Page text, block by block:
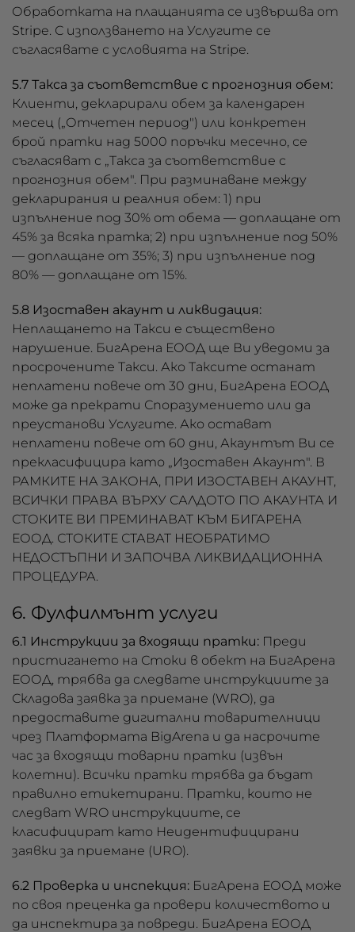
Обработката на плащанията се извършва от
Stripe. С използването на Услугите се
съгласявате с условията на Stripe.
5.7 Такса за съответствие с прогнозния обем:
Клиенти, декларирали обем за календарен
месец („Отчетен период") или конкретен
брой пратки над 5000 поръчки месечно, се
съгласяват с „Такса за съответствие с
прогнозния обем". При разминаване между
декларирания и реалния обем: 1) при
изпълнение под 30% от обема — доплащане от
45% за всяка пратка; 2) при изпълнение под 50%
— доплащане от 35%; 3) при изпълнение под
80% — доплащане от 15%.
5.8 Изоставен акаунт и ликвидация:
Неплащането на Такси е съществено
нарушение. БигАрена ЕООД ще Ви уведоми за
просрочените Такси. Ако Таксите останат
неплатени повече от 30 дни, БигАрена ЕООД
може да прекрати Споразумението или да
преустанови Услугите. Ако остават
неплатени повече от 60 дни, Акаунтът Ви се
прекласифицира като „Изоставен Акаунт". В
РАМКИТЕ НА ЗАКОНА, ПРИ ИЗОСТАВЕН АКАУНТ,
ВСИЧКИ ПРАВА ВЪРХУ САЛДОТО ПО АКАУНТА И
СТОКИТЕ ВИ ПРЕМИНАВАТ КЪМ БИГАРЕНА
ЕООД. СТОКИТЕ СТАВАТ НЕОБРАТИМО
НЕДОСТЪПНИ И ЗАПОЧВА ЛИКВИДАЦИОННА
ПРОЦЕДУРА.
6. Фулфилмънт услуги
6.1 Инструкции за входящи пратки: Преди
пристигането на Стоки в обект на БигАрена
ЕООД, трябва да следвате инструкциите за
Складова заявка за приемане (WRO), да
предоставите дигитални товарителници
чрез Платформата BigArena и да насрочите
час за входящи товарни пратки (извън
колетни). Всички пратки трябва да бъдат
правилно етикетирани. Пратки, които не
следват WRO инструкциите, се
класифицират като Неидентифицирани
заявки за приемане (URO).
6.2 Проверка и инспекция: БигАрена ЕООД може
по своя преценка да провери количеството и
да инспектира за повреди. БигАрена ЕООД